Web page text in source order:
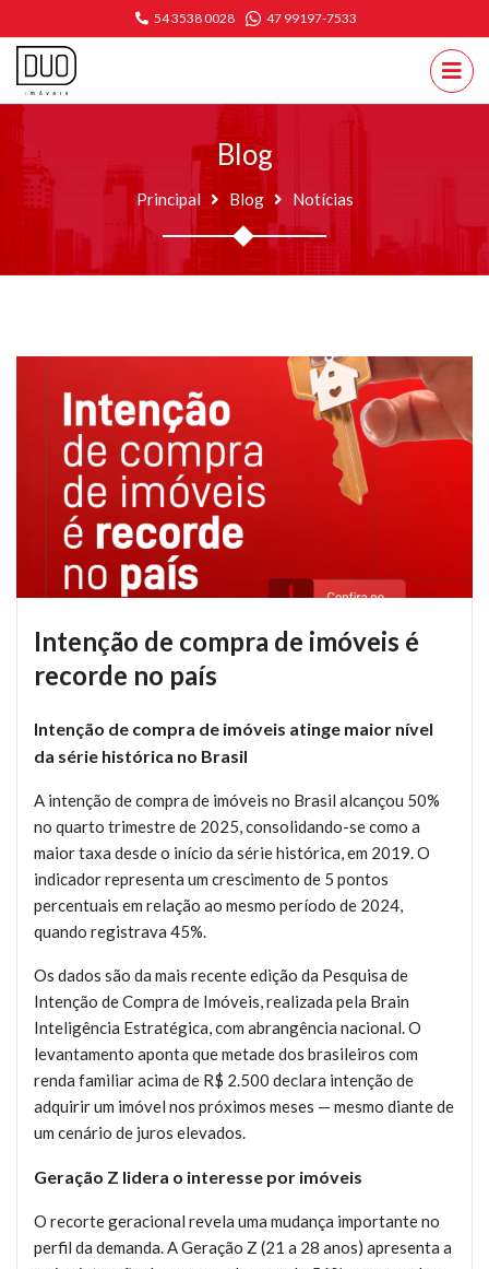
54 3538 0028 47 99197-7533
Blog
Principal Blog Notícias
Intenção de compra de imóveis é
recorde no país
Intenção de compra de imóveis atinge maior nível
da série histórica no Brasil
A intenção de compra de imóveis no Brasil alcançou 50%
no quarto trimestre de 2025, consolidando-se como a
maior taxa desde o início da série histórica, em 2019. O
indicador representa um crescimento de 5 pontos
percentuais em relação ao mesmo período de 2024,
quando registrava 45%.
Os dados são da mais recente edição da Pesquisa de
Intenção de Compra de Imóveis, realizada pela Brain
Inteligência Estratégica, com abrangência nacional. O
levantamento aponta que metade dos brasileiros com
renda familiar acima de R$ 2.500 declara intenção de
adquirir um imóvel nos próximos meses — mesmo diante de
um cenário de juros elevados.
Geração Z lidera o interesse por imóveis
O recorte geracional revela uma mudança importante no
perfil da demanda. A Geração Z (21 a 28 anos) apresenta a